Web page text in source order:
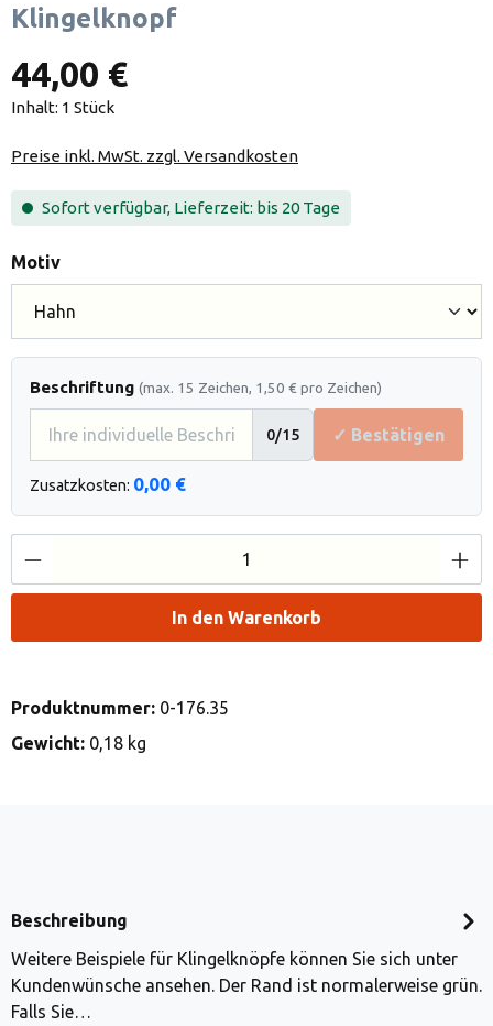
Klingelknopf
44,00 €
Inhalt: 1 Stück
Preise inkl. MwSt. zzgl. Versandkosten
Sofort verfügbar, Lieferzeit: bis 20 Tage
Motivauswählen
Beschriftung (max. 15 Zeichen, 1,50 € pro Zeichen)
0/15 ✓ Bestätigen
Zusatzkosten: 0,00 €
Produkt Anzahl: Gib den gewünschten
In den Warenkorb
Produktnummer: 0-176.35
Gewicht: 0,18 kg
Beschreibung
Weitere Beispiele für Klingelknöpfe können Sie sich unter
Kundenwünsche ansehen. Der Rand ist normalerweise grün.
Falls Sie…